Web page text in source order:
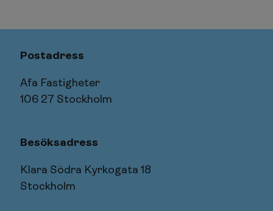
Postadress
Afa Fastigheter
106 27 Stockholm
Besöksadress
Klara Södra Kyrkogata 18
Stockholm